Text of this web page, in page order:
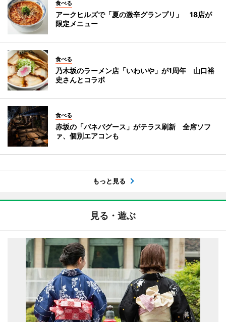
食べる
アークヒルズで「夏の激辛グランプリ」 18店が
限定メニュー
食べる
乃木坂のラーメン店「いわいや」が1周年 山口裕
史さんとコラボ
食べる
赤坂の「バネバグース」がテラス刷新 全席ソフ
ァ、個別エアコンも
もっと見る
見る・遊ぶ